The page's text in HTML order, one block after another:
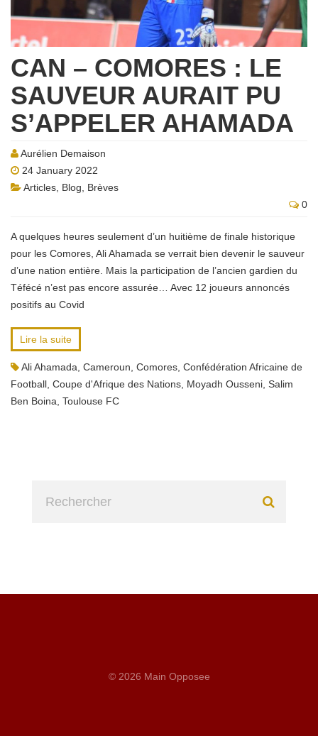
CAN – COMORES : LE
SAUVEUR AURAIT PU
S’APPELER AHAMADA
Aurélien Demaison
24 January 2022
Articles Blog
Brèves
0
A quelques heures seulement d’un huitième de finale historique
pour les Comores, Ali Ahamada se verrait bien devenir le sauveur
d’une nation entière. Mais la participation de l’ancien gardien du
Téfécé n’est pas encore assurée… Avec 12 joueurs annoncés
positifs au Covid
Lire la suite
Ali Ahamada Cameroun Comores Confédération Africaine de
Football Coupe d'Afrique des Nations Moyadh Ousseni Salim
Ben Boina Toulouse FC
© 2026 Main Opposee